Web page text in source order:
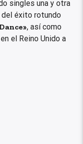
singles una y otra
del éxito rotundo
, así como
el Reino Unido a